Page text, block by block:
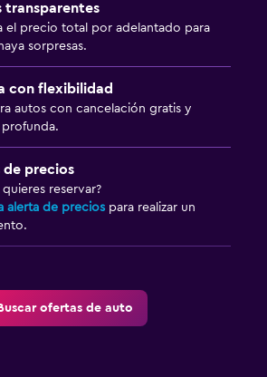
transparentes
el precio total por adelantado para
sorpresas.
con flexibilidad
autos con cancelación gratis y
profunda.
de precios
reservar?
alerta de precios para realizar un
ofertas de auto